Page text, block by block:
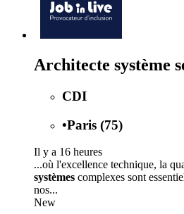
Architecte système
CDI
•Paris (75)
Il y a 16 heures
...où l'excellence technique, la
systèmes complexes sont
nos...
New